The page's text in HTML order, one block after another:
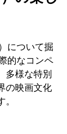
について掘
的なコンペ
多様な特別
の映画文化